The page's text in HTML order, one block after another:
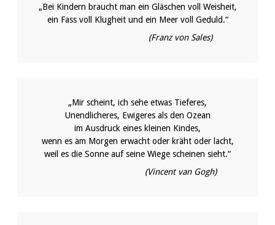
„Bei Kindern braucht man ein Gläschen voll Weisheit,
ein Fass voll Klugheit und ein Meer voll Geduld.“
(Franz von Sales)
„Mir scheint, ich sehe etwas Tieferes,
Unendlicheres, Ewigeres als den Ozean
im Ausdruck eines kleinen Kindes,
wenn es am Morgen erwacht oder kräht oder lacht,
weil es die Sonne auf seine Wiege scheinen sieht.“
(Vincent van Gogh)